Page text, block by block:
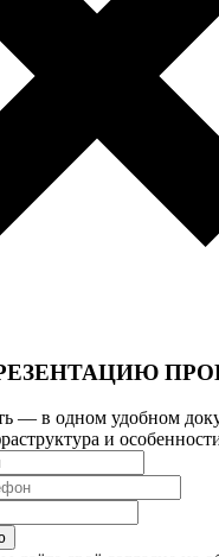
— в одном удобном
и